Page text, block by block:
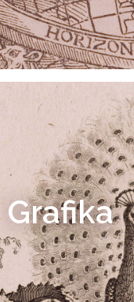
Grafika